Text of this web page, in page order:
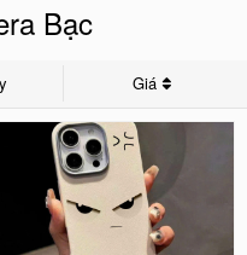
Bạc
Giá